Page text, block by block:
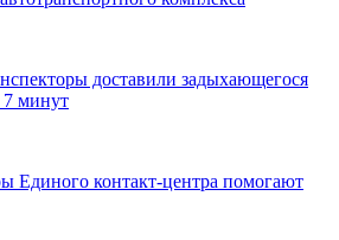
доставили задыхающегося
7 минут
Единого контакт-центра помогают